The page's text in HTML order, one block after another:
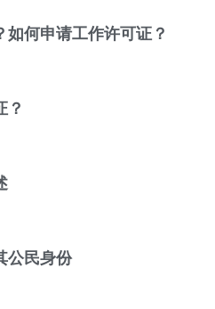
何申请工作许可证？
公民身份